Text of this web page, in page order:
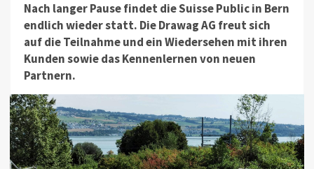
Nach langer Pause findet die Suisse Public in Bern
endlich wieder statt. Die Drawag AG freut sich
auf die Teilnahme und ein Wiedersehen mit ihren
Kunden sowie das Kennenlernen von neuen
Partnern.